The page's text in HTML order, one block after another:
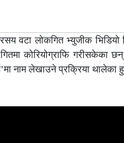
वटा लोकगित भ्युजीक भिडियो
कोरियोग्राफि गरीसकेका
नाम लेखाउने प्रक्रिया थालेका